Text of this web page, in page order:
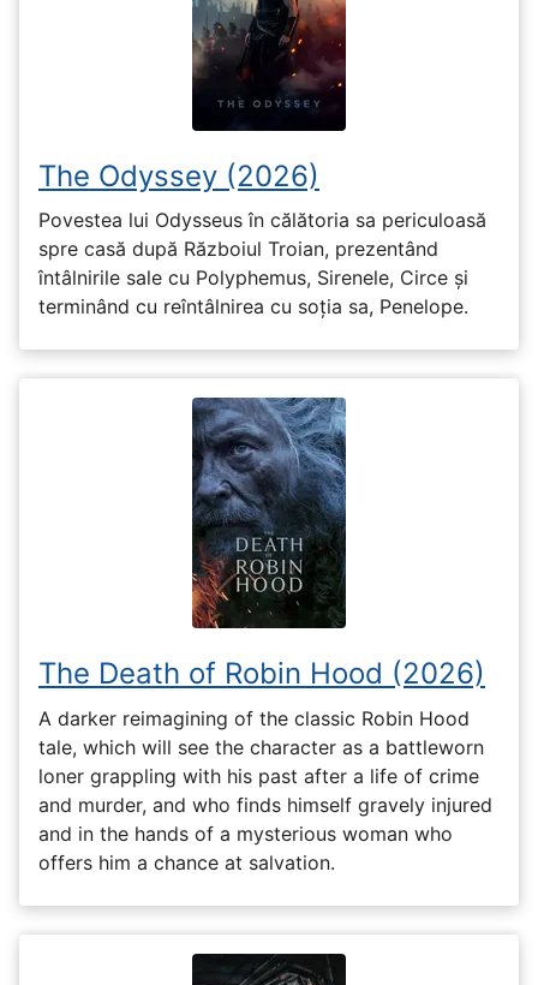
The Odyssey (2026)
Povestea lui Odysseus în călătoria sa periculoasă
spre casă după Războiul Troian, prezentând
întâlnirile sale cu Polyphemus, Sirenele, Circe și
terminând cu reîntâlnirea cu soția sa, Penelope.
The Death of Robin Hood (2026)
A darker reimagining of the classic Robin Hood
tale, which will see the character as a battleworn
loner grappling with his past after a life of crime
and murder, and who finds himself gravely injured
and in the hands of a mysterious woman who
offers him a chance at salvation.